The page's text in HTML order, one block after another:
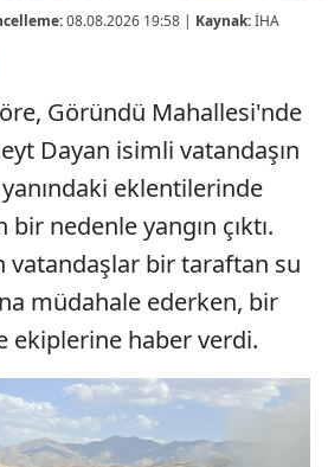
08.08.2026 19:58 | Kaynak:İHA
Göründü Mahallesi'nde
Dayan isimli vatandaşın
yanındaki eklentilerinde
nedenle yangın çıktı.
vatandaşlar bir taraftan su
müdahale ederken, bir
ekiplerine haber verdi.